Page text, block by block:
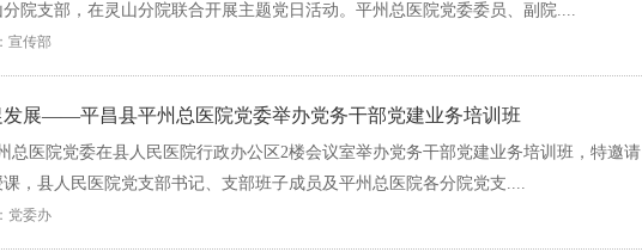
院支部，在灵山分院联合开展主题党日活动。平州总医院党委委员、副院....
宣传部
发展——平昌县平州总医院党委举办党务干部党建业务培训班
总医院党委在县人民医院行政办公区2楼会议室举办党务干部党建业务培训班，特邀请
，县人民医院党支部书记、支部班子成员及平州总医院各分院党支....
党委办